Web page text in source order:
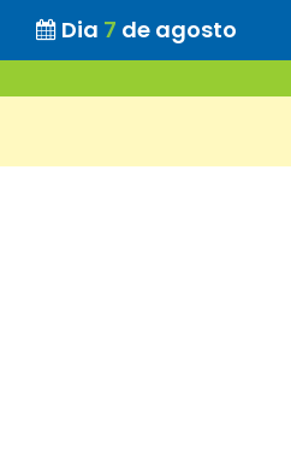
Dia 7 de agosto